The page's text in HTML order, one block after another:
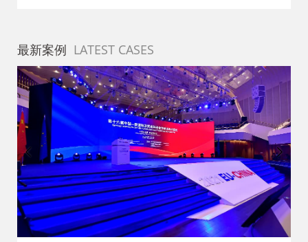
最新案例 LATEST CASES